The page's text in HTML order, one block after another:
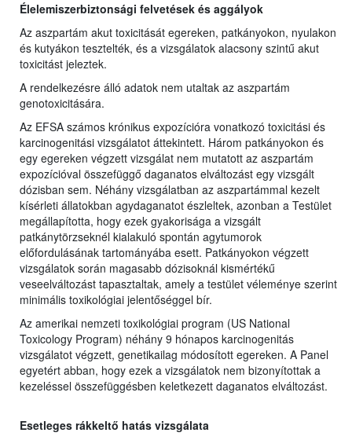
Élelemiszerbiztonsági felvetések és aggályok
Az aszpartám akut toxicitását egereken, patkányokon, nyulakon
és kutyákon tesztelték, és a vizsgálatok alacsony szintű akut
toxicitást jeleztek.
A rendelkezésre álló adatok nem utaltak az aszpartám
genotoxicitására.
Az EFSA számos krónikus expozícióra vonatkozó toxicitási és
karcinogenitási vizsgálatot áttekintett. Három patkányokon és
egy egereken végzett vizsgálat nem mutatott az aszpartám
expozícióval összefüggő daganatos elváltozást egy vizsgált
dózisban sem. Néhány vizsgálatban az aszpartámmal kezelt
kísérleti állatokban agydaganatot észleltek, azonban a Testület
megállapította, hogy ezek gyakorisága a vizsgált
patkánytörzseknél kialakuló spontán agytumorok
előfordulásának tartományába esett. Patkányokon végzett
vizsgálatok során magasabb dózisoknál kismértékű
veseelváltozást tapasztaltak, amely a testület véleménye szerint
minimális toxikológiai jelentőséggel bír.
Az amerikai nemzeti toxikológiai program (US National
Toxicology Program) néhány 9 hónapos karcinogenitás
vizsgálatot végzett, genetikailag módosított egereken. A Panel
egyetért abban, hogy ezek a vizsgálatok nem bizonyítottak a
kezeléssel összefüggésben keletkezett daganatos elváltozást.
Esetleges rákkeltő hatás vizsgálata